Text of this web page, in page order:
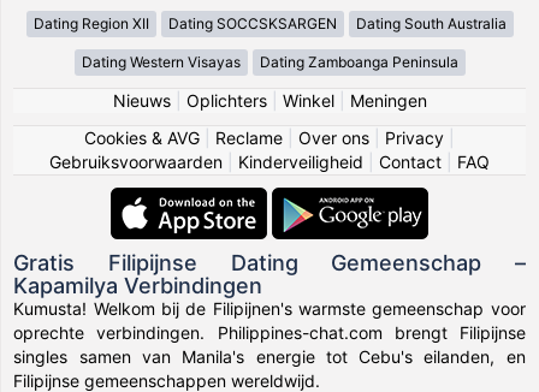
Dating Region XII Dating SOCCSKSARGEN Dating South Australia
Dating Western Visayas Dating Zamboanga Peninsula
Nieuws| Oplichters| Winkel| Meningen
Cookies & AVG
Reclame Over ons Privacy
Gebruiksvoorwaarden
Kinderveiligheid Contact FAQ
Gratis Filipijnse Dating Gemeenschap –
Kapamilya Verbindingen
Kumusta! Welkom bij de Filipijnen's warmste gemeenschap voor
oprechte verbindingen. Philippines-chat.com brengt Filipijnse
singles samen van Manila's energie tot Cebu's eilanden, en
Filipijnse gemeenschappen wereldwijd.